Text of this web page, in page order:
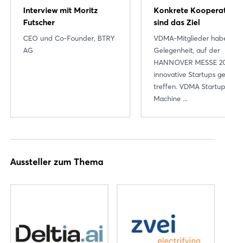
Interview mit Moritz
Futscher
CEO und Co-Founder, BTRY
AG
Konkrete
sind das Ziel
VDMA-Mitglieder
Gelegenheit, auf der
HANNOVER MESSE
innovative Startups
treffen. VDMA
Machine ...
Aussteller zum Thema